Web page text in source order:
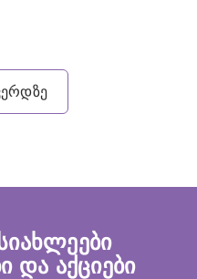
და აქციები